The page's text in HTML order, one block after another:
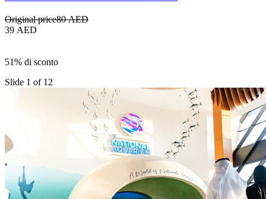
Original price80 AED
39 AED
51% di sconto
Slide 1 of 12